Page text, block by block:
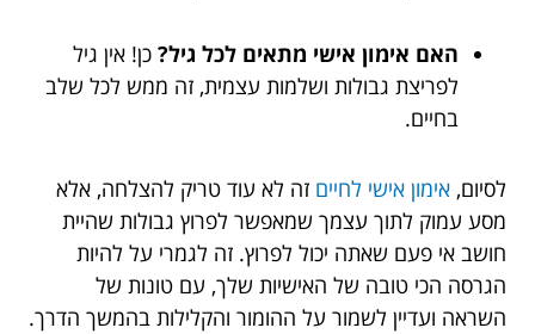
האם אימון אישי מתאים לכל גיל? כן! אין גיל
לפריצת גבולות ושלמות עצמית, זה ממש לכל שלב
בחיים.
לסיום, אימון אישי לחיים זה לא עוד טריק להצלחה, אלא
מסע עמוק לתוך עצמך שמאפשר לפרוץ גבולות שהיית
חושב אי פעם שאתה יכול לפרוץ. זה לגמרי על להיות
הגרסה הכי טובה של האישיות שלך, עם טונות של
השראה ועדיין לשמור על ההומור והקלילות בהמשך הדרך.